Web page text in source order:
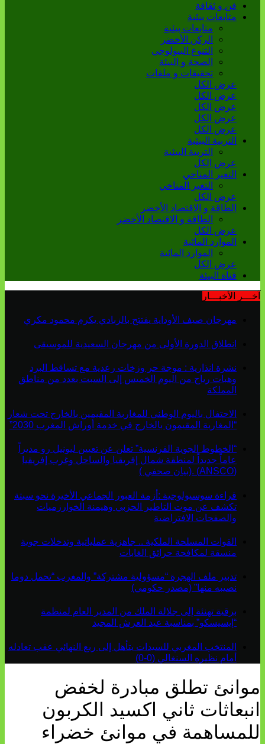
فن و ثقافة
متابعات بيئية
متابعات بيئية
الركن الأخضر
التنوع البيولوجي
الصحة و البيئة
تحقيقات و ملفات
عرض الكل
عرض الكل
عرض الكل
عرض الكل
عرض الكل
التربية البيئية
التربية البيئية
عرض الكل
التغير المناخي
التغير المناخي
عرض الكل
الطاقة و الاقتصاد الأخضر
الطاقة و الاقتصاد الأخضر
عرض الكل
الموارد المائية
الموارد المائية
عرض الكل
قناة البيئة
آخـــر الأخبـــار
مهرجان صيف الأوداية يفتتح بالزبادي يكرم محمود مكري
انطلاق الدورة الأولى من مهرجان السعيدية للموسيقى
نشرة انذارية : موجة حر وزخات رعدية مع تساقط البرد
وهبات رياح من اليوم الخميس إلى السبت بعدد من مناطق
المملكة
الاحتفال باليوم الوطني للمغاربة المقيمين بالخارج تحت شعار
“المغاربة المقيمون بالخارج في خدمة أوراش المغرب 2030”
“الخطوط الجوية الفرنسية” تعلن عن تعيين ليونيل رو مديراً
عاماً جديداً لمنطقة شمال إفريقيا والساحل وغرب إفريقيا
(ANSCO) .(بيان صحفي )
قراءة سوسيولوجية :أزمة العبور الجماعي الأخيرة نحو سبتة
تكشف عن موت التاطير الحزبي وهيمنة الخوارزميات
والصفحات الافتراضية
القوات المسلحة الملكية .. جاهزية عملياتية وتدخلات جوية
منسقة لمكافحة حرائق الغابات
تدبير ملف الهجرة “مسؤولية مشتركة” والمغرب “تحمل دوما
نصيبه منها” (مصدر حكومي)
برقية تهنئة إلى جلالة الملك من المدير العام لمنظمة
“إيسيسكو” بمناسبة عيد العرش المجيد
المنتخب المغربي للسيدات يتأهل إلى ربع النهائي عقب تعادله
أمام نظيره السنغالي (0-0)
موانئ تطلق مبادرة لخفض
انبعاثات ثاني اكسيد الكربون
للمساهمة في موانئ خضراء